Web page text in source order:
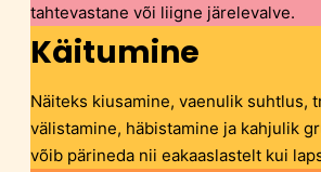
tahtevastane või liigne järelevalve.
Käitumine
Näiteks kiusamine, vaenulik suhtlus,
välistamine, häbistamine ja kahjulik
võib pärineda nii eakaaslastelt kui